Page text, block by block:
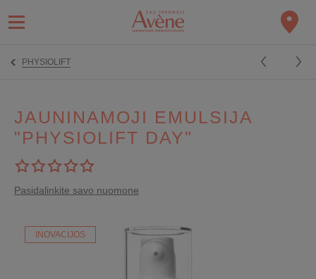
PHYSIOLIFT
JAUNINAMOJI EMULSIJA
"PHYSIOLIFT DAY"
Pasidalinkite savo nuomone
INOVACIJOS